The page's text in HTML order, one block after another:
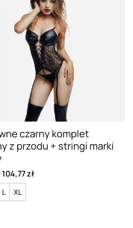
czarny komplet
z przodu + stringi marki
104,77 zł
L XL